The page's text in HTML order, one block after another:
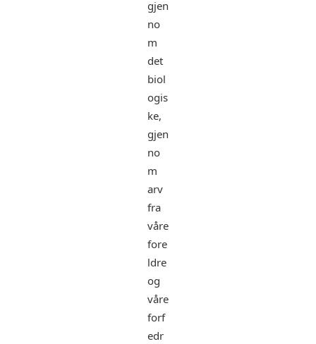
gjen
no
m
det
biol
ogis
ke,
gjen
no
m
arv
fra
våre
fore
ldre
og
våre
forf
edr